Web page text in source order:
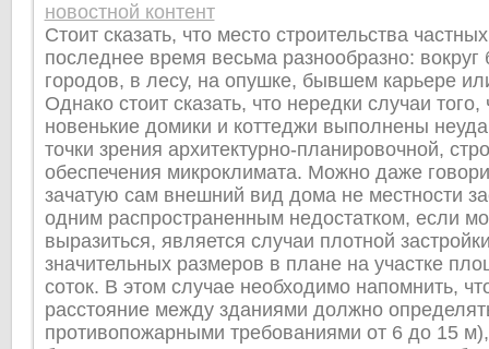
новостной контент
Стоит сказать, что место строительства
последнее время весьма разнообразно:
городов, в лесу, на опушке, бывшем карьере
Однако стоит сказать, что нередки случаи
новенькие домики и коттеджи выполнены
точки зрения архитектурно-планировочной,
обеспечения микроклимата. Можно даже
зачатую сам внешний вид дома не местности
одним распространенным недостатком, если
выразиться, является случаи плотной
значительных размеров в плане на участке
соток. В этом случае необходимо напомнить,
расстояние между зданиями должно
противопожарными требованиями от 6 до 15